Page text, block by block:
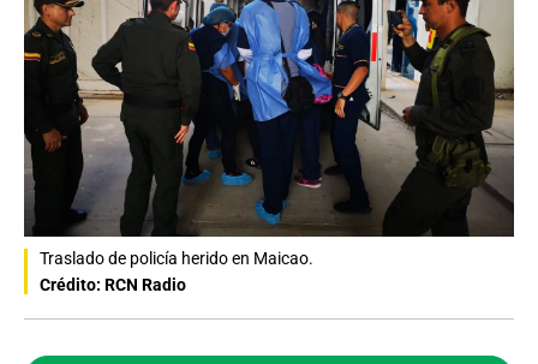
Traslado de policía herido en Maicao.
Crédito: RCN Radio